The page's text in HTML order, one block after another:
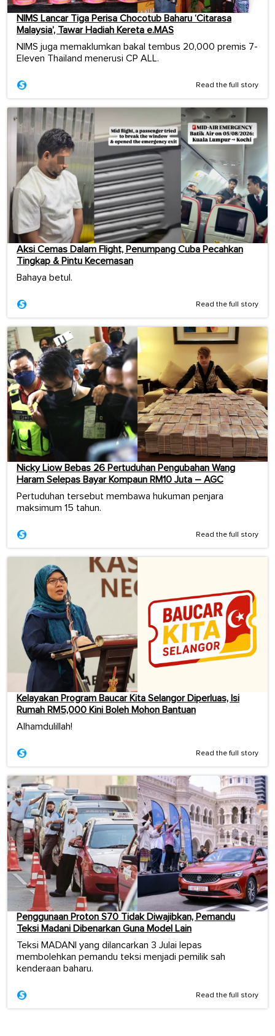
NIMS Lancar Tiga Perisa Chocotub Baharu ‘Citarasa
Malaysia’, Tawar Hadiah Kereta e.MAS
NIMS juga memaklumkan bakal tembus 20,000 premis 7-
Eleven Thailand menerusi CP ALL.
Read the full story
Aksi Cemas Dalam Flight, Penumpang Cuba Pecahkan
Tingkap & Pintu Kecemasan
Bahaya betul.
Read the full story
Nicky Liow Bebas 26 Pertuduhan Pengubahan Wang
Haram Selepas Bayar Kompaun RM10 Juta – AGC
Pertuduhan tersebut membawa hukuman penjara
maksimum 15 tahun.
Read the full story
Kelayakan Program Baucar Kita Selangor Diperluas, Isi
Rumah RM5,000 Kini Boleh Mohon Bantuan
Alhamdulillah!
Read the full story
Penggunaan Proton S70 Tidak Diwajibkan, Pemandu
Teksi Madani Dibenarkan Guna Model Lain
Teksi MADANI yang dilancarkan 3 Julai lepas
membolehkan pemandu teksi menjadi pemilik sah
kenderaan baharu.
Read the full story